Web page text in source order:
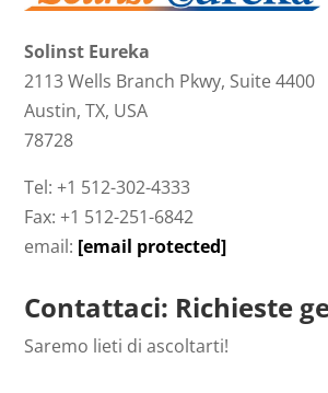
Solinst Eureka
2113 Wells Branch Pkwy, Suite 4400
Austin, TX, USA
78728
Tel: +1 512-302-4333
Fax: +1 512-251-6842
email: [email protected]
Contattaci: Richieste
Saremo lieti di ascoltarti!